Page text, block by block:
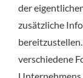
der
zusätzliche
verschiedene